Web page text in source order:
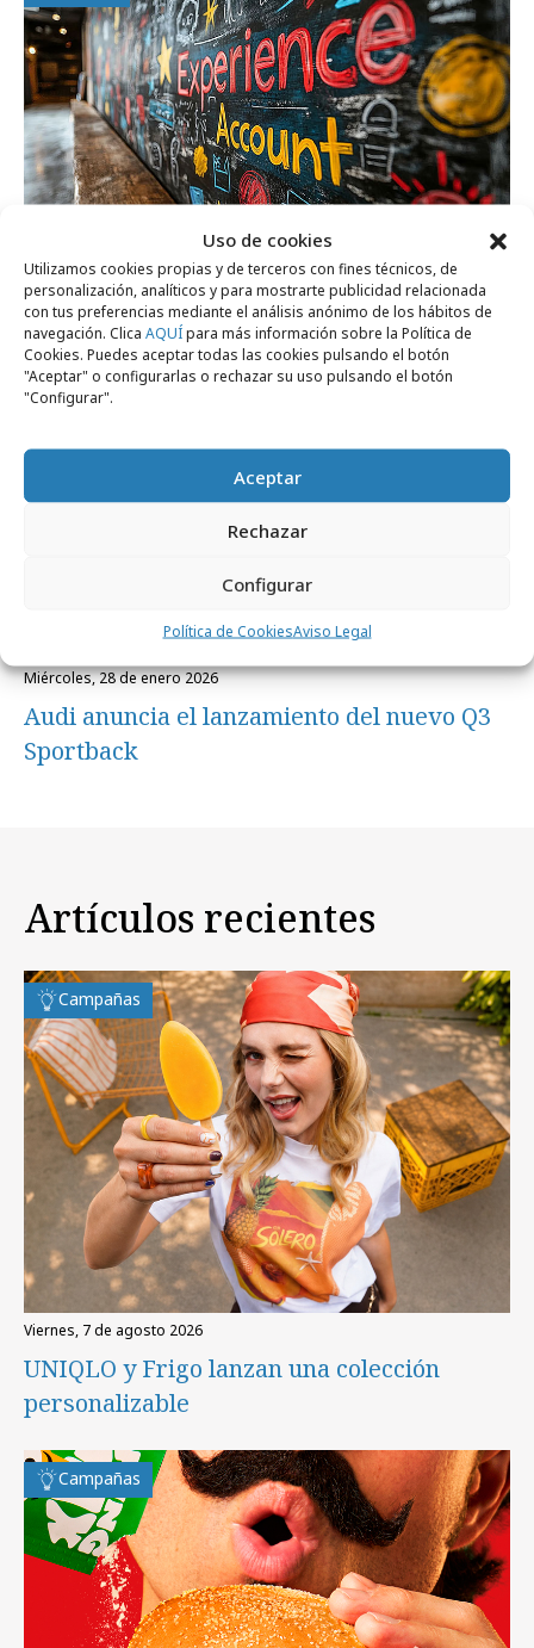
Uso de cookies
Utilizamos cookies propias y de terceros con fines técnicos, de
personalización, analíticos y para mostrarte publicidad relacionada
con tus preferencias mediante el análisis anónimo de los hábitos de
navegación. Clica AQUÍpara más información sobre la Política de
Cookies. Puedes aceptar todas las cookies pulsando el botón
"Aceptar" o configurarlas o rechazar su uso pulsando el botón
"Configurar".
Aceptar
Rechazar
Configurar
Política de CookiesAviso Legal
lunes, 2 de febrero 2026
En casa del herrero…
Campañas
miércoles, 28 de enero 2026
Audi anuncia el lanzamiento del nuevo Q3
Sportback
Artículos recientes
Campañas
viernes, 7 de agosto 2026
UNIQLO y Frigo lanzan una colección
personalizable
Campañas